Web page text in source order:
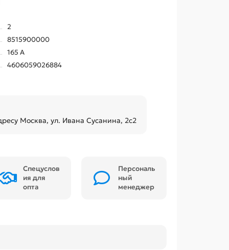
2
8515900000
165 А
4606059026884
Москва, ул. Ивана Сусанина, 2с2
Спецуслов
ия для
опта
Персональ
ный
менеджер